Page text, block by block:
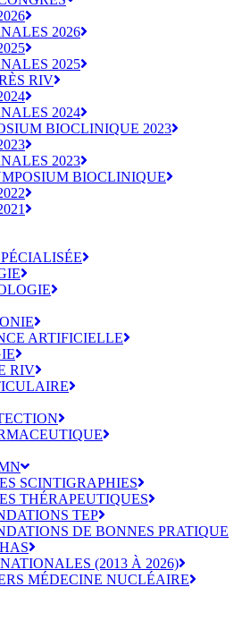
2026
2025
RIV
2024
BIOCLINIQUE 2023
2023
BIOCLINIQUE
ARTIFICIELLE
RIV
SCINTIGRAPHIES
THÉRAPEUTIQUES
TEP
DE BONNES PRATIQUE
(2013 À 2026)
MÉDECINE NUCLÉAIRE